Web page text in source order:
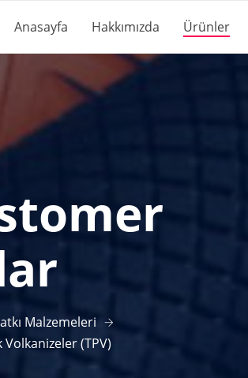
Anasayfa Hakkımızda Ürünler
Malzemeleri
(TPV)